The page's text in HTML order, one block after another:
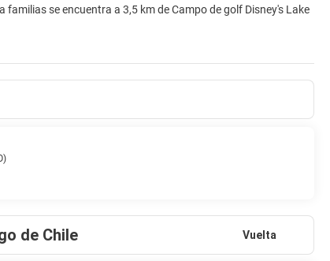
cuentan con colchones Tempur-Pedic y ropa de cama de
y secadores de pelo.
Kitchen, uno de sus 3 restaurantes. Relájate con un
las 24 horas a tu disposición. ¿Estás organizando un
espacio con zona para conferencias y 13 salas de reuniones.
de Chile Vuelta